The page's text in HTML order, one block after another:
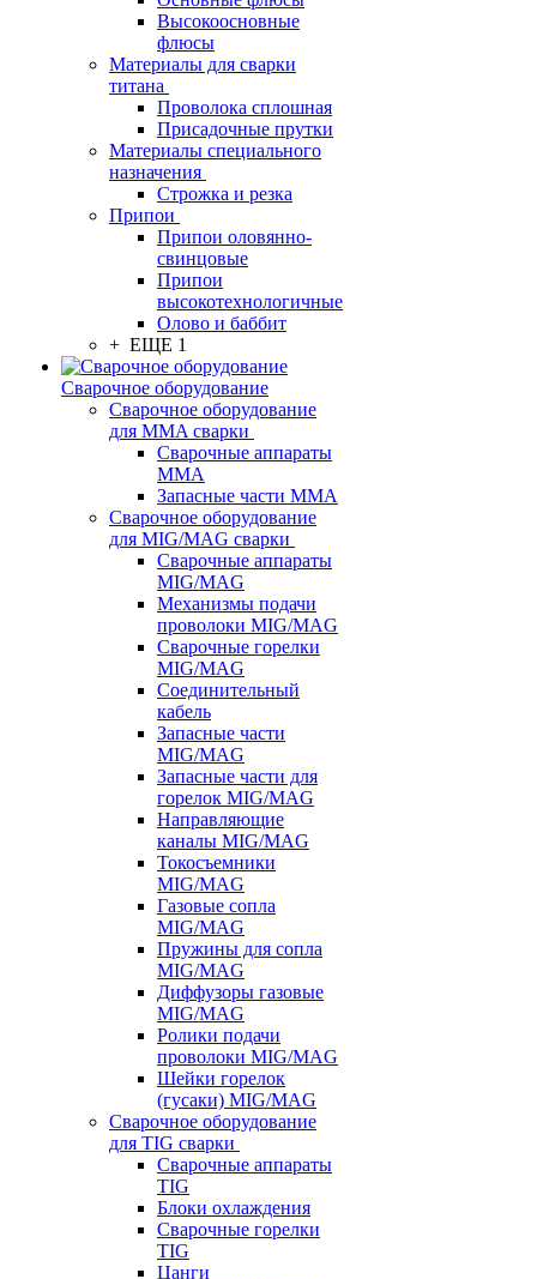
Высокоосновные
флюсы
Материалы для сварки
титана
Проволока сплошная
Присадочные прутки
Материалы специального
назначения
Строжка и резка
Припои
Припои оловянно-
свинцовые
Припои
высокотехнологичные
Олово и баббит
+ ЕЩЕ 1
Сварочное оборудование
Сварочное оборудование
для MMA сварки
Сварочные аппараты
MMA
Запасные части MMA
Сварочное оборудование
для MIG/MAG сварки
Сварочные аппараты
MIG/MAG
Механизмы подачи
проволоки MIG/MAG
Сварочные горелки
MIG/MAG
Соединительный
кабель
Запасные части
MIG/MAG
Запасные части для
горелок MIG/MAG
Направляющие
каналы MIG/MAG
Токосъемники
MIG/MAG
Газовые сопла
MIG/MAG
Пружины для сопла
MIG/MAG
Диффузоры газовые
MIG/MAG
Ролики подачи
проволоки MIG/MAG
Шейки горелок
(гусаки) MIG/MAG
Сварочное оборудование
для TIG сварки
Сварочные аппараты
TIG
Блоки охлаждения
Сварочные горелки
TIG
Цанги